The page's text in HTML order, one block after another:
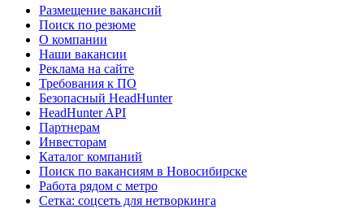
Размещение вакансий
Поиск по резюме
О компании
Наши вакансии
Реклама на сайте
Требования к ПО
Безопасный HeadHunter
HeadHunter API
Партнерам
Инвесторам
Каталог компаний
Поиск по вакансиям в Новосибирске
Работа рядом с метро
Сетка: соцсеть для нетворкинга